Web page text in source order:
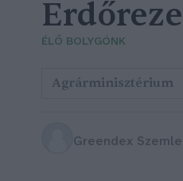
ÉLŐ BOLYGÓNK
Agrárminisztérium
Greendex Szemle